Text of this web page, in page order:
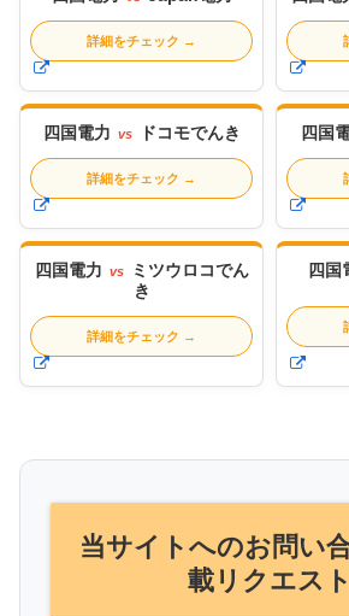
詳細をチェック →
四国電力 vs ドコモでんき
詳細をチェック →
四国
四国電力 vs
ミツウロコでん
き
詳細をチェック →
四国
当サイトへのお問い
載リクエスト